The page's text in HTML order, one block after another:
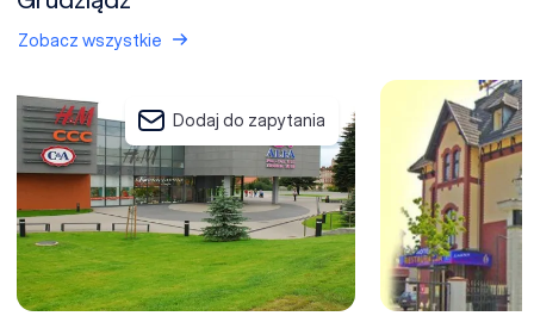
Zobacz wszystkie
Kino Helios Grudziądz
Dodaj do zapytania
Hotel